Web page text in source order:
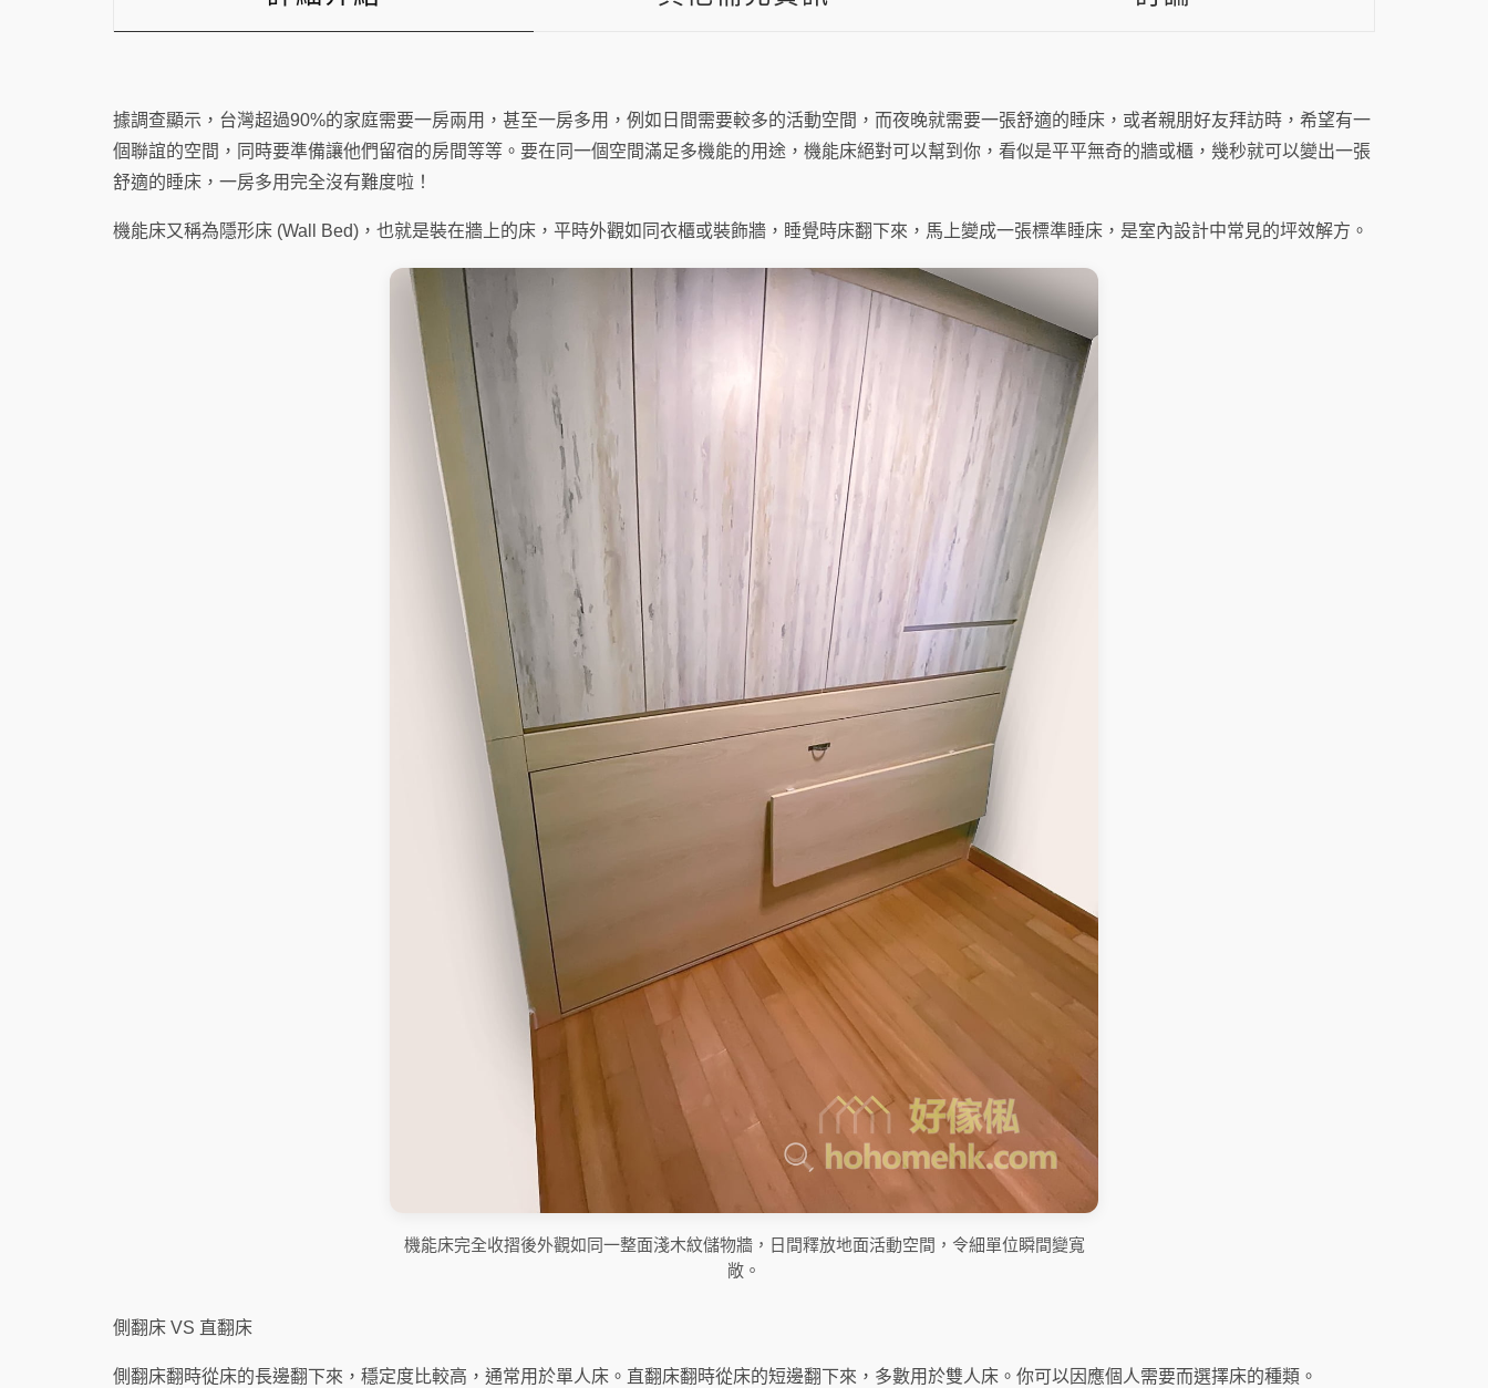
據調查顯示，台灣超過90%的家庭需要一房兩用，甚至一房多用，例如日間需要較多的活動空間，而夜晚就需要一張舒適的睡床，或者親朋好友拜訪時，希望有一
個聯誼的空間，同時要準備讓他們留宿的房間等等。要在同一個空間滿足多機能的用途，機能床絕對可以幫到你，看似是平平無奇的牆或櫃，幾秒就可以變出一張
舒適的睡床，一房多用完全沒有難度啦！
機能床又稱為隱形床 (Wall Bed)，也就是裝在牆上的床，平時外觀如同衣櫃或裝飾牆，睡覺時床翻下來，馬上變成一張標準睡床，是室內設計中常見的坪效解方。
機能床完全收摺後外觀如同一整面淺木紋儲物牆，日間釋放地面活動空間，令細單位瞬間變寬
敞。
側翻床 VS 直翻床
側翻床翻時從床的長邊翻下來，穩定度比較高，通常用於單人床。直翻床翻時從床的短邊翻下來，多數用於雙人床。你可以因應個人需要而選擇床的種類。